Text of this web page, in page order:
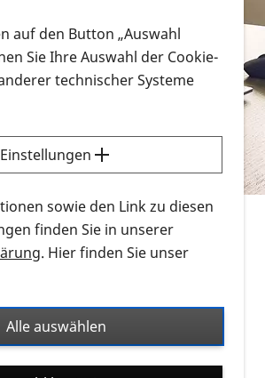
in verschiedenen
Ort
wie Sie nach Infonmaterial
bestellen bzw. herunterladen
Sie sich dieErklärvideos zum
auf der PRO RETINA-Website
Menschen an.
Sie sämtliches Infomaterial
Formatfilter, um ausschließlich
Audios oder Videos zu
Flyer und Broschüren werden in
auf den Button „Auswahl
Sie Ihre Auswahl der Cookie-
technischer Systeme
Einstellungen
sowie den Link zu diesen
finden Sie in unserer
. Hier finden Sie unser
Alle auswählen